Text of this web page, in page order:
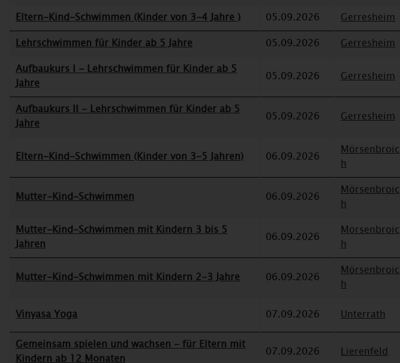
Eltern-Kind-Schwimmen (Kinder von 3-4 Jahre ) 05.09.2026 Gerresheim
Lehrschwimmen für Kinder ab 5 Jahre
05.09.2026 Gerresheim
Aufbaukurs I - Lehrschwimmen für Kinder ab 5
Jahre
05.09.2026 Gerresheim
Aufbaukurs II - Lehrschwimmen für Kinder ab 5
Jahre
05.09.2026 Gerresheim
Eltern-Kind-Schwimmen (Kinder von 3-5 Jahren) 06.09.2026
Mörsenbroic
h
Mutter-Kind-Schwimmen 06.09.2026
Mörsenbroic
h
Mutter-Kind-Schwimmen mit Kindern 3 bis 5
Jahren
06.09.2026
Mörsenbroic
h
Mutter-Kind-Schwimmen mit Kindern 2-3 Jahre 06.09.2026
Mörsenbroic
h
Vinyasa Yoga 07.09.2026 Unterrath
Gemeinsam spielen und wachsen - für Eltern mit
Kindern ab 12 Monaten
07.09.2026 Lierenfeld